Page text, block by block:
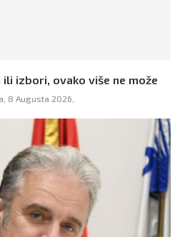
ili izbori, ovako više ne može
8 Augusta 2026,